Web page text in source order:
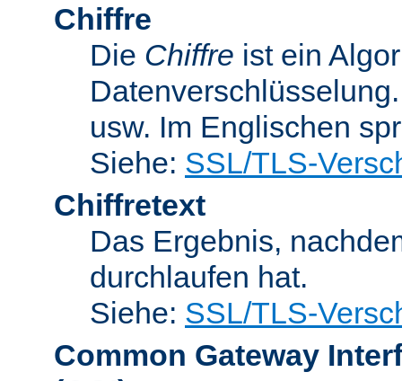
Chiffre
Die Chiffre ist ein
usw. Im Englischen
Siehe: SSL/TLS-
Chiffretext
Das Ergebnis,
durchlaufen hat.
Siehe: SSL/TLS-
Common Gateway